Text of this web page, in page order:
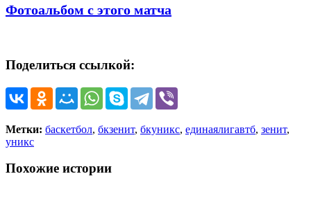
Фотоальбом с этого матча
Поделиться ссылкой:
Метки: баскетбол, бкзенит, бкуникс, единаялигавтб, зенит,
уникс
Похожие истории